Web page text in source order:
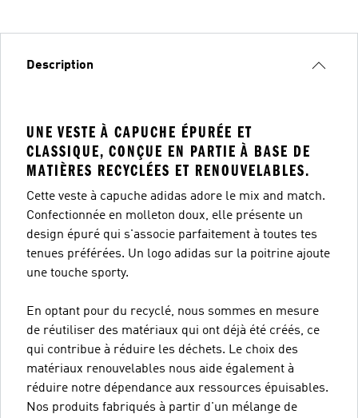
Description
UNE VESTE À CAPUCHE ÉPURÉE ET
CLASSIQUE, CONÇUE EN PARTIE À BASE DE
MATIÈRES RECYCLÉES ET RENOUVELABLES.
Cette veste à capuche adidas adore le mix and match.
Confectionnée en molleton doux, elle présente un
design épuré qui s'associe parfaitement à toutes tes
tenues préférées. Un logo adidas sur la poitrine ajoute
une touche sporty.
En optant pour du recyclé, nous sommes en mesure
de réutiliser des matériaux qui ont déjà été créés, ce
qui contribue à réduire les déchets. Le choix des
matériaux renouvelables nous aide également à
réduire notre dépendance aux ressources épuisables.
Nos produits fabriqués à partir d'un mélange de